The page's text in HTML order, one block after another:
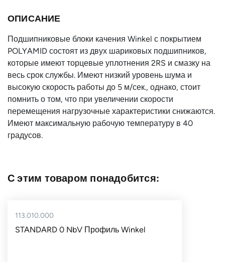
ОПИСАНИЕ
Подшипниковые блоки качения Winkel с покрытием
POLYAMID состоят из двух шариковых подшипников,
которые имеют торцевые уплотнения 2RS и смазку на
весь срок службы. Имеют низкий уровень шума и
высокую скорость работы до 5 м/сек., однако, стоит
помнить о том, что при увеличении скорости
перемещения нагрузочные характеристики снижаются.
Имеют максимальную рабочую температуру в 40
градусов.
С этим товаром понадобится:
113.010.000
STANDARD 0 NbV Профиль Winkel